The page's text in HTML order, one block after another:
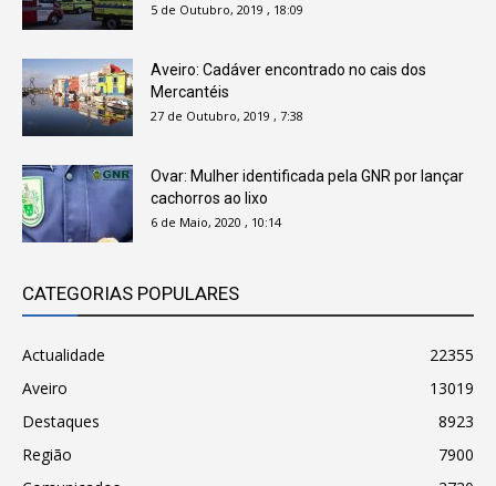
5 de Outubro, 2019 , 18:09
Aveiro: Cadáver encontrado no cais dos
Mercantéis
27 de Outubro, 2019 , 7:38
Ovar: Mulher identificada pela GNR por lançar
cachorros ao lixo
6 de Maio, 2020 , 10:14
CATEGORIAS POPULARES
Actualidade
22355
Aveiro
13019
Destaques
8923
Região
7900